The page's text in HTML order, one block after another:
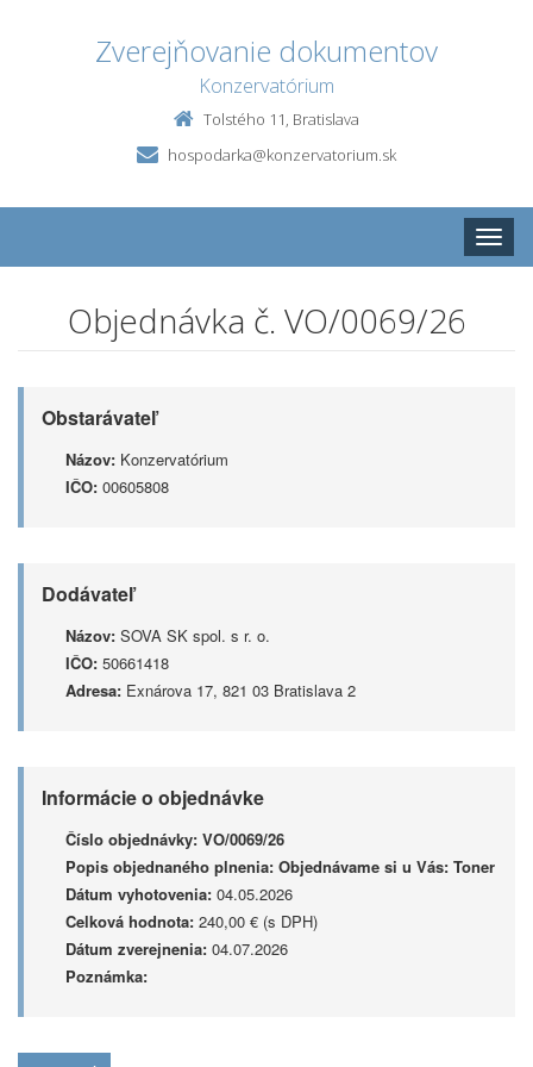
Zverejňovanie dokumentov
Konzervatórium
Tolstého 11, Bratislava
hospodarka@konzervatorium.sk
Toggle
Objednávka č. VO/0069/26
Obstarávateľ
Názov: Konzervatórium
IČO: 00605808
Dodávateľ
Názov: SOVA SK spol. s r. o.
IČO: 50661418
Adresa: Exnárova 17, 821 03 Bratislava 2
Informácie o objednávke
Číslo objednávky: VO/0069/26
Popis objednaného plnenia: Objednávame si u Vás: Toner
Dátum vyhotovenia: 04.05.2026
Celková hodnota: 240,00 € (s DPH)
Dátum zverejnenia: 04.07.2026
Poznámka: